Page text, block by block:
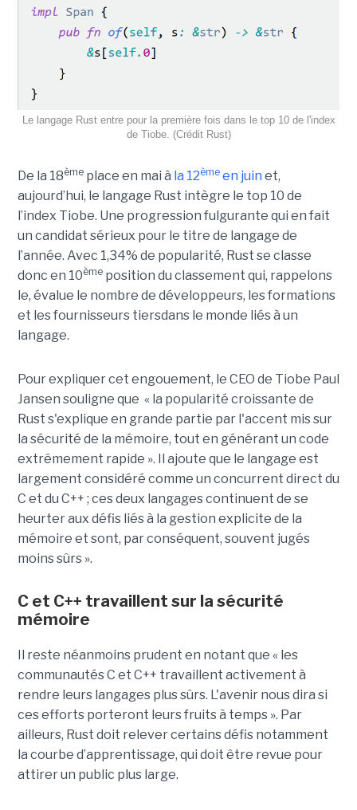
Le langage Rust entre pour la première fois dans le top 10 de l'index
de Tiobe. (Crédit Rust)
De la 18èmeplace en mai à la 12èmeen juin et,
aujourd’hui, le langage Rust intègre le top 10 de
l’index Tiobe. Une progression fulgurante qui en fait
un candidat sérieux pour le titre de langage de
l’année. Avec 1,34% de popularité, Rust se classe
donc en 10èmeposition du classement qui, rappelons
le, évalue le nombre de développeurs, les formations
et les fournisseurs tiersdans le monde liés à un
langage.
Pour expliquer cet engouement, le CEO de Tiobe Paul
Jansen souligne que « la popularité croissante de
Rust s'explique en grande partie par l'accent mis sur
la sécurité de la mémoire, tout en générant un code
extrêmement rapide ». Il ajoute que le langage est
largement considéré comme un concurrent direct du
C et du C++ ; ces deux langages continuent de se
heurter aux défis liés à la gestion explicite de la
mémoire et sont, par conséquent, souvent jugés
moins sûrs ».
C et C++ travaillent sur la sécurité
mémoire
Il reste néanmoins prudent en notant que « les
communautés C et C++ travaillent activement à
rendre leurs langages plus sûrs. L'avenir nous dira si
ces efforts porteront leurs fruits à temps ». Par
ailleurs, Rust doit relever certains défis notamment
la courbe d’apprentissage, qui doit être revue pour
attirer un public plus large.